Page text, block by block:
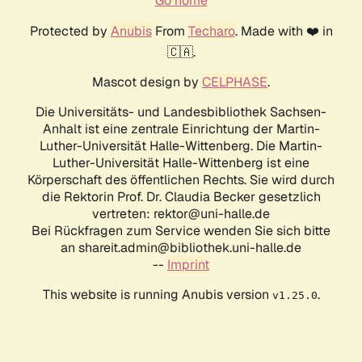
Protected by AnubisFrom Techaro. Made with ❤️ in
🇨🇦.
Mascot design by CELPHASE.
Die Universitäts- und Landesbibliothek Sachsen-
Anhalt ist eine zentrale Einrichtung der Martin-
Luther-Universität Halle-Wittenberg. Die Martin-
Luther-Universität Halle-Wittenberg ist eine
Körperschaft des öffentlichen Rechts. Sie wird durch
die Rektorin Prof. Dr. Claudia Becker gesetzlich
vertreten: rektor@uni-halle.de
Bei Rückfragen zum Service wenden Sie sich bitte
an shareit.admin@bibliothek.uni-halle.de
-- Imprint
This website is running Anubis version v1.25.0.